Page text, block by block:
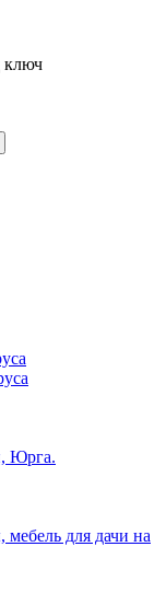
ключ
Юрга.
для дачи на